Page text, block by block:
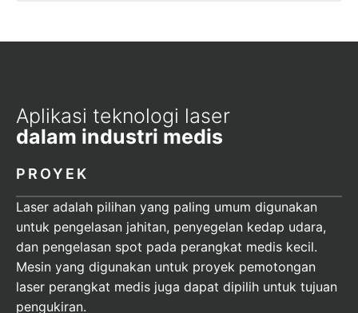
Aplikasi teknologi laser
dalam industri medis
PROYEK
Laser adalah pilihan yang paling umum digunakan
untuk pengelasan jahitan, penyegelan kedap udara,
dan pengelasan spot pada perangkat medis kecil.
Mesin yang digunakan untuk proyek pemotongan
laser perangkat medis juga dapat dipilih untuk tujuan
pengukiran.